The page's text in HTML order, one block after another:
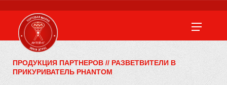
ПРОДУКЦИЯ ПАРТНЕРОВ // РАЗВЕТВИТЕЛИ В
ПРИКУРИВАТЕЛЬ PHANTOM